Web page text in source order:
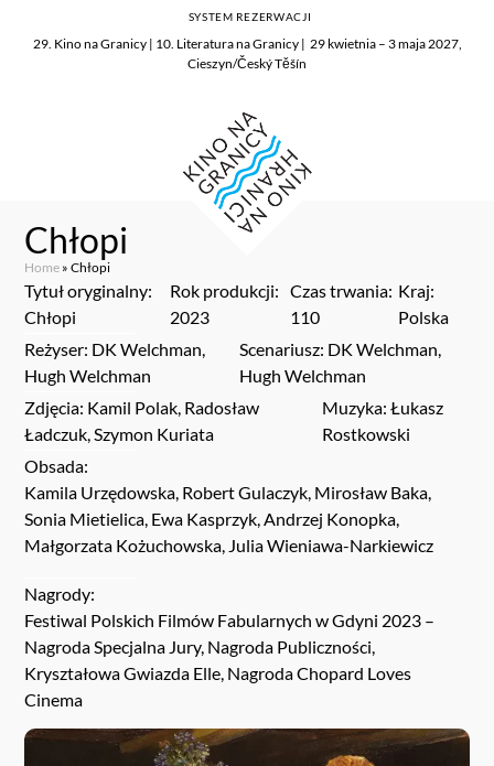
29. Kino na Granicy | 10. Literatura na Granicy | 29 kwietnia – 3 maja 2027,
Cieszyn/Český Těšín
SYSTEM REZERWACJI
Chłopi
Home »Chłopi
Tytuł oryginalny:
Chłopi
Rok produkcji:
2023
Czas trwania:
110
Kraj:
Polska
Reżyser: DK Welchman,
Hugh Welchman
Scenariusz: DK Welchman,
Hugh Welchman
Zdjęcia: Kamil Polak, Radosław
Ładczuk, Szymon Kuriata
Muzyka: Łukasz
Rostkowski
Obsada:
Kamila Urzędowska, Robert Gulaczyk, Mirosław Baka,
Sonia Mietielica, Ewa Kasprzyk, Andrzej Konopka,
Małgorzata Kożuchowska, Julia Wieniawa-Narkiewicz
Nagrody:
Festiwal Polskich Filmów Fabularnych w Gdyni 2023 –
Nagroda Specjalna Jury, Nagroda Publiczności,
Kryształowa Gwiazda Elle, Nagroda Chopard Loves
Cinema